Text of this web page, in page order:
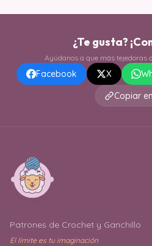
¿Te gusta?
Ayúdanos a que más tejedoras
Facebook X
Copiar
Patrones de Crochet y Ganchillo
El límite es tu imaginación